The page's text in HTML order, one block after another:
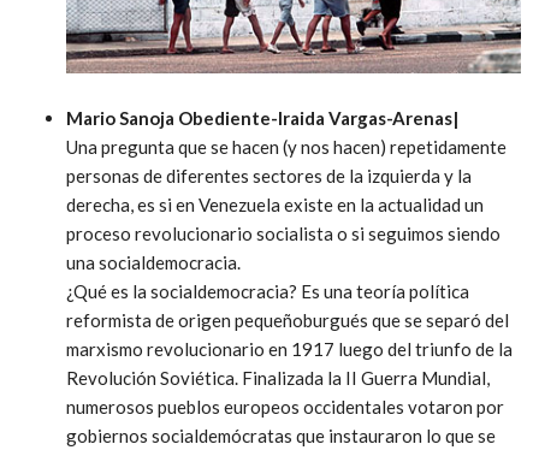
Mario Sanoja Obediente-Iraida Vargas-Arenas|
Una pregunta que se hacen (y nos hacen) repetidamente
personas de diferentes sectores de la izquierda y la
derecha, es si en Venezuela existe en la actualidad un
proceso revolucionario socialista o si seguimos siendo
una socialdemocracia.
¿Qué es la socialdemocracia? Es una teoría política
reformista de origen pequeñoburgués que se separó del
marxismo revolucionario en 1917 luego del triunfo de la
Revolución Soviética. Finalizada la II Guerra Mundial,
numerosos pueblos europeos occidentales votaron por
gobiernos socialdemócratas que instauraron lo que se